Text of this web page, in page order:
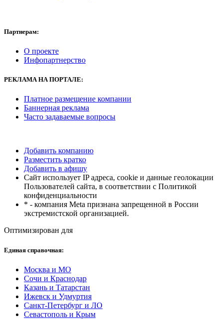
Партнерам:
О проекте
Инфопартнерство
РЕКЛАМАНА ПОРТАЛЕ:
Платное размещение компании
Баннерная реклама
Часто задаваемые вопросы
Добавить компанию
Разместить кратко
Добавить в афишу
Сайт использует IP адреса, cookie и данные геолокации
Пользователей сайта, в соответствии с Политикой
конфиденциальности
* - компания Meta признана запрещенной в России
экстремистской организацией.
Оптимизирован для
Единая справочная:
Москва и МО
Сочи и Краснодар
Казань и Татарстан
Ижевск и Удмуртия
Санкт-Петербург и ЛО
Севастополь и Крым